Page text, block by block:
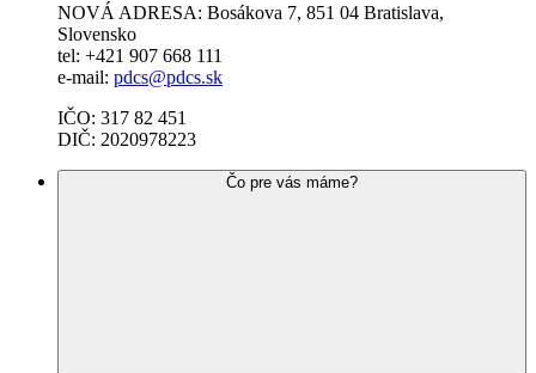
NOVÁ ADRESA: Bosákova 7, 851 04 Bratislava,
Slovensko
tel: +421 907 668 111
e-mail: pdcs@pdcs.sk
IČO: 317 82 451
DIČ: 2020978223
Čo pre vás máme?